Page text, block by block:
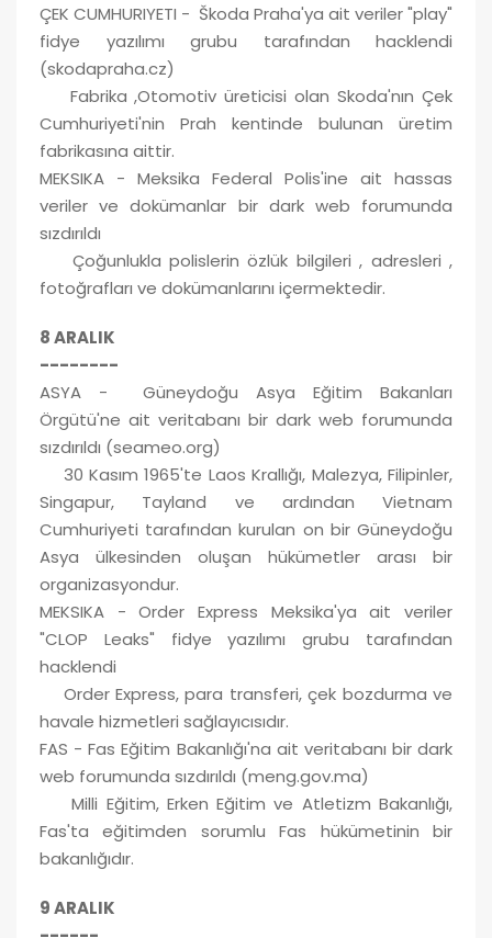
ÇEK CUMHURIYETI - Škoda Praha'ya ait veriler "play"
fidye yazılımı grubu tarafından hacklendi
(skodapraha.cz)
Fabrika ,Otomotiv üreticisi olan Skoda'nın Çek
Cumhuriyeti'nin Prah kentinde bulunan üretim
fabrikasına aittir.
MEKSIKA - Meksika Federal Polis'ine ait hassas
veriler ve dokümanlar bir dark web forumunda
sızdırıldı
Çoğunlukla polislerin özlük bilgileri , adresleri ,
fotoğrafları ve dokümanlarını içermektedir.
8 ARALIK
--------
ASYA - Güneydoğu Asya Eğitim Bakanları
Örgütü'ne ait veritabanı bir dark web forumunda
sızdırıldı (seameo.org)
30 Kasım 1965'te Laos Krallığı, Malezya, Filipinler,
Singapur, Tayland ve ardından Vietnam
Cumhuriyeti tarafından kurulan on bir Güneydoğu
Asya ülkesinden oluşan hükümetler arası bir
organizasyondur.
MEKSIKA - Order Express Meksika'ya ait veriler
"CLOP Leaks" fidye yazılımı grubu tarafından
hacklendi
Order Express, para transferi, çek bozdurma ve
havale hizmetleri sağlayıcısıdır.
FAS - Fas Eğitim Bakanlığı'na ait veritabanı bir dark
web forumunda sızdırıldı (meng.gov.ma)
Milli Eğitim, Erken Eğitim ve Atletizm Bakanlığı,
Fas'ta eğitimden sorumlu Fas hükümetinin bir
bakanlığıdır.
9 ARALIK